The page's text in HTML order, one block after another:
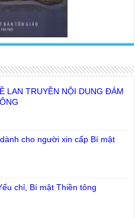
LAN TRUYỀN NỘI DUNG ĐÁM
cho người xin cấp Bí mật
chỉ, Bí mật Thiền tông